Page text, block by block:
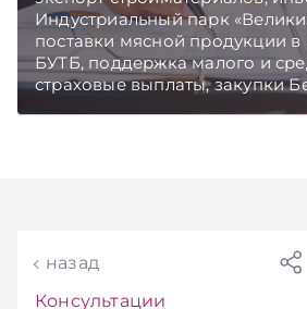
Индустриальный парк
поставки мясной продукции в
БУТБ, поддержка малого и
страховые выплаты, закупки
рост продаж новых
назад
Консультации